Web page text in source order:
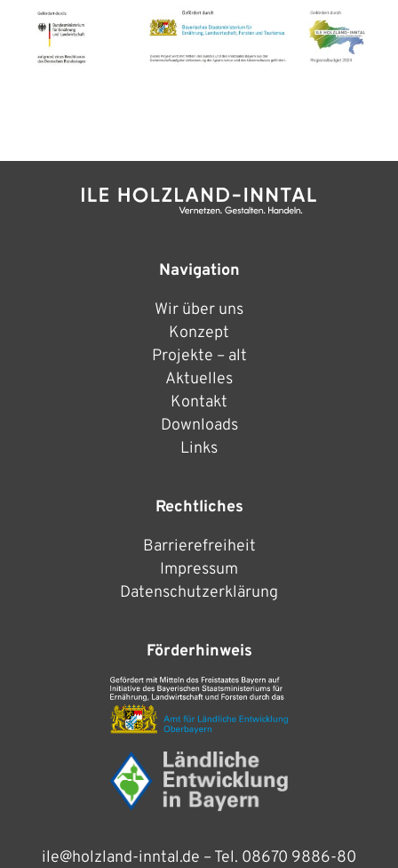
Navigation
Wir über uns
Konzept
Projekte – alt
Aktuelles
Kontakt
Downloads
Links
Rechtliches
Barrierefreiheit
Impressum
Datenschutzerklärung
Förderhinweis
ile@holzland-inntal.de – Tel. 08670 9886-80